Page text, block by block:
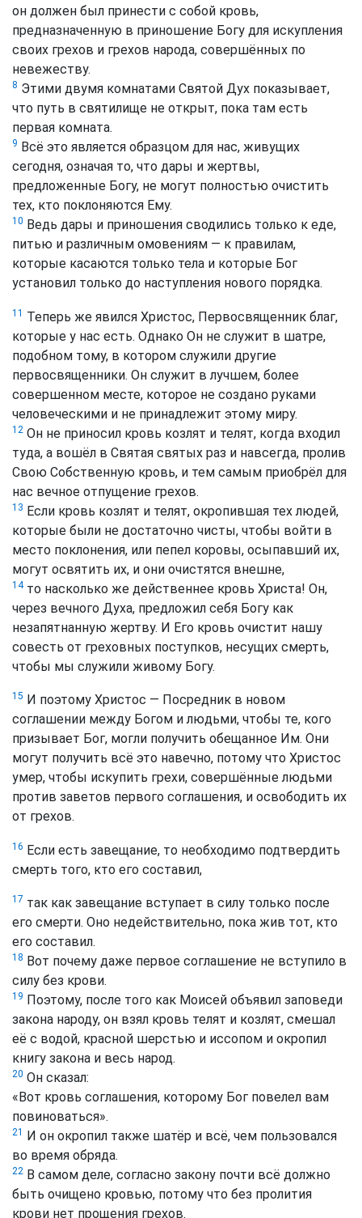
он должен был принести с собой кровь,
предназначенную в приношение Богу для искупления
своих грехов и грехов народа, совершённых по
невежеству.
8 Этими двумя комнатами Святой Дух показывает,
что путь в святилище не открыт, пока там есть
первая комната.
9 Всё это является образцом для нас, живущих
сегодня, означая то, что дары и жертвы,
предложенные Богу, не могут полностью очистить
тех, кто поклоняются Ему.
10 Ведь дары и приношения сводились только к еде,
питью и различным омовениям — к правилам,
которые касаются только тела и которые Бог
установил только до наступления нового порядка.
11 Теперь же явился Христос, Первосвященник благ,
которые у нас есть. Однако Он не служит в шатре,
подобном тому, в котором служили другие
первосвященники. Он служит в лучшем, более
совершенном месте, которое не создано руками
человеческими и не принадлежит этому миру.
12 Он не приносил кровь козлят и телят, когда входил
туда, а вошёл в Святая святых раз и навсегда, пролив
Свою Собственную кровь, и тем самым приобрёл для
нас вечное отпущение грехов.
13 Если кровь козлят и телят, окропившая тех людей,
которые были не достаточно чисты, чтобы войти в
место поклонения, или пепел коровы, осыпавший их,
могут освятить их, и они очистятся внешне,
14то насколько же действеннее кровь Христа! Он,
через вечного Духа, предложил себя Богу как
незапятнанную жертву. И Его кровь очистит нашу
совесть от греховных поступков, несущих смерть,
чтобы мы служили живому Богу.
15 И поэтому Христос — Посредник в новом
соглашении между Богом и людьми, чтобы те, кого
призывает Бог, могли получить обещанное Им. Они
могут получить всё это навечно, потому что Христос
умер, чтобы искупить грехи, совершённые людьми
против заветов первого соглашения, и освободить их
от грехов.
16 Если есть завещание, то необходимо подтвердить
смерть того, кто его составил,
17 так как завещание вступает в силу только после
его смерти. Оно недействительно, пока жив тот, кто
его составил.
18 Вот почему даже первое соглашение не вступило в
силу без крови.
19 Поэтому, после того как Моисей объявил заповеди
закона народу, он взял кровь телят и козлят, смешал
её с водой, красной шерстью и иссопом и окропил
книгу закона и весь народ.
20 Он сказал:
«Вот кровь соглашения, которому Бог повелел вам
повиноваться».
21
И он окропил также шатёр и всё, чем пользовался
во время обряда.
22 В самом деле, согласно закону почти всё должно
быть очищено кровью, потому что без пролития
крови нет прощения грехов.